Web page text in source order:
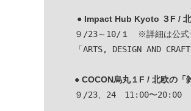
● Impact Hub Kyoto ３F /
９/23～10/１　※詳細は公式
「ARTS, DESIGN AND
● COCON烏丸１F / 北欧の「
９/23、24　11:00〜20:00